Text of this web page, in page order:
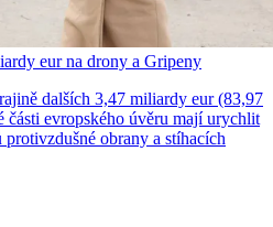
eur na drony a Gripeny
dalších 3,47 miliardy eur (83,97
části evropského úvěru mají urychlit
obrany a stíhacích